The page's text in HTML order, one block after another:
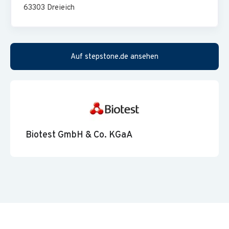
Gute Kenntnisse im Steuerrecht und idealerweise
63303 Dreieich
Auf stepstone.de ansehen
Biotest GmbH & Co. KGaA